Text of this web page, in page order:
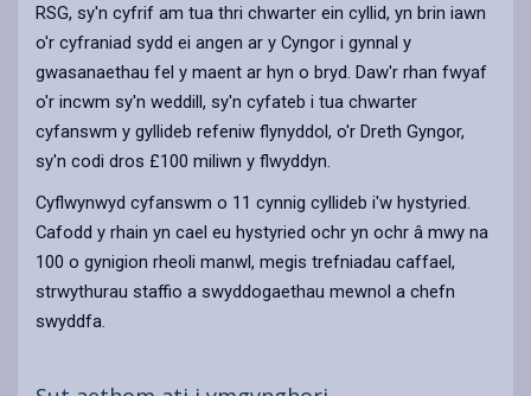
RSG, sy'n cyfrif am tua thri chwarter ein cyllid, yn brin iawn
o'r cyfraniad sydd ei angen ar y Cyngor i gynnal y
gwasanaethau fel y maent ar hyn o bryd. Daw'r rhan fwyaf
o'r incwm sy'n weddill, sy'n cyfateb i tua chwarter
cyfanswm y gyllideb refeniw flynyddol, o'r Dreth Gyngor,
sy'n codi dros £100 miliwn y flwyddyn.
Cyflwynwyd cyfanswm o 11 cynnig cyllideb i'w hystyried.
Cafodd y rhain yn cael eu hystyried ochr yn ochr â mwy na
100 o gynigion rheoli manwl, megis trefniadau caffael,
strwythurau staffio a swyddogaethau mewnol a chefn
swyddfa.